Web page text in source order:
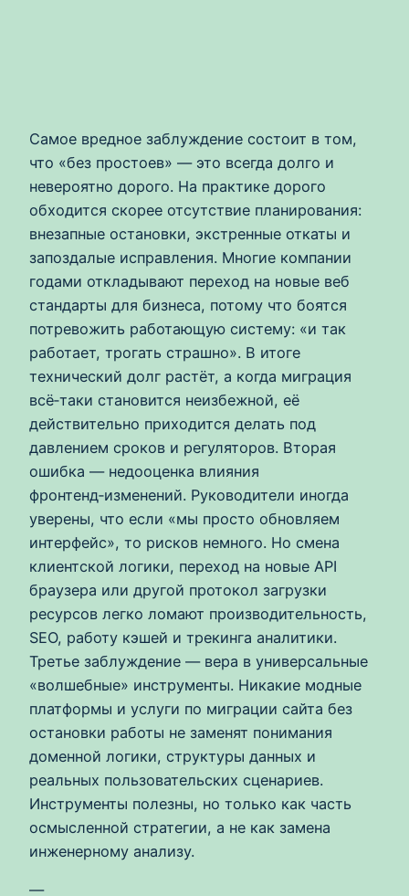
Самое вредное заблуждение состоит в том,
что «без простоев» — это всегда долго и
невероятно дорого. На практике дорого
обходится скорее отсутствие планирования:
внезапные остановки, экстренные откаты и
запоздалые исправления. Многие компании
годами откладывают переход на новые веб
стандарты для бизнеса, потому что боятся
потревожить работающую систему: «и так
работает, трогать страшно». В итоге
технический долг растёт, а когда миграция
всё‑таки становится неизбежной, её
действительно приходится делать под
давлением сроков и регуляторов. Вторая
ошибка — недооценка влияния
фронтенд‑изменений. Руководители иногда
уверены, что если «мы просто обновляем
интерфейс», то рисков немного. Но смена
клиентской логики, переход на новые API
браузера или другой протокол загрузки
ресурсов легко ломают производительность,
SEO, работу кэшей и трекинга аналитики.
Третье заблуждение — вера в универсальные
«волшебные» инструменты. Никакие модные
платформы и услуги по миграции сайта без
остановки работы не заменят понимания
доменной логики, структуры данных и
реальных пользовательских сценариев.
Инструменты полезны, но только как часть
осмысленной стратегии, а не как замена
инженерному анализу.
—